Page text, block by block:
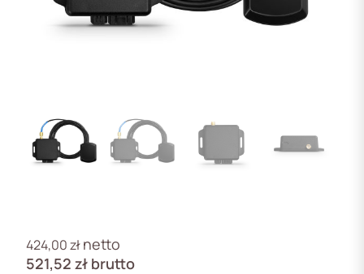
424,00złnetto
521,52 zł brutto